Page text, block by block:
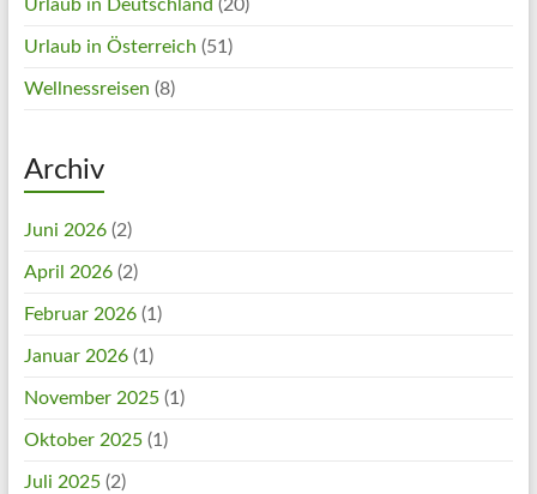
Urlaub in Deutschland (20)
Urlaub in Österreich (51)
Wellnessreisen (8)
Archiv
Juni 2026(2)
April 2026(2)
Februar 2026(1)
Januar 2026(1)
November 2025(1)
Oktober 2025(1)
Juli 2025(2)